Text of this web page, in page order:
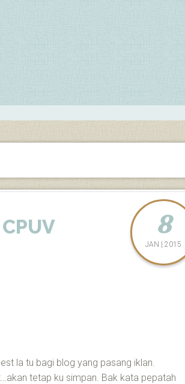
8
JAN | 2015
la tu bagi blog yang pasang iklan.
tetap ku simpan. Bak kata pepatah